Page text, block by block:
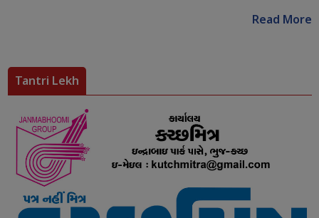
Read More
Tantri Lekh